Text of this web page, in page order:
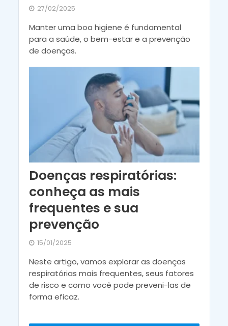
27/02/2025
Manter uma boa higiene é fundamental
para a saúde, o bem-estar e a prevenção
de doenças.
Doenças respiratórias:
conheça as mais
frequentes e sua
prevenção
15/01/2025
Neste artigo, vamos explorar as doenças
respiratórias mais frequentes, seus fatores
de risco e como você pode preveni-las de
forma eficaz.